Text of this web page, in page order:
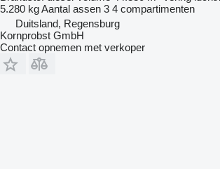
5.280 kgAantal assen 3 4 compartimenten
Duitsland, Regensburg
Kornprobst GmbH
Contact opnemen met verkoper